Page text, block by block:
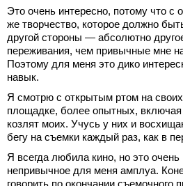
Это очень интересно, потому что с
же творчество, которое должно
другой стороны — абсолютно
переживания, чем привычные мне
Поэтому для меня это дико
навык.
Я смотрю с открытым ртом на
площадке, более опытных, включая
козлят моих. Учусь у них и
бегу на съемки каждый раз, как в
Я всегда любила кино, но это очень
непривычное для меня амплуа.
говорить по окончании съемочного